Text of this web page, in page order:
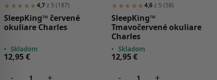
★★★★★4,7z 5 (187)
SleepKing™ červené
okuliare Charles
• Skladom
12,95€
- +
★★★★★4,6z 5 (58)
SleepKing™
Tmavočervené okuliare
Charles
• Skladom
12,95€
- +